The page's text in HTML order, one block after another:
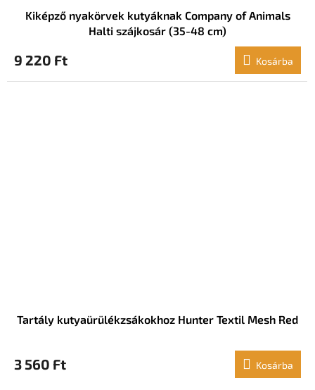
Kiképző nyakörvek kutyáknak Company of Animals
Halti szájkosár (35-48 cm)
9 220 Ft Kosárba
Tartály kutyaürülékzsákokhoz Hunter Textil Mesh Red
3 560 Ft Kosárba